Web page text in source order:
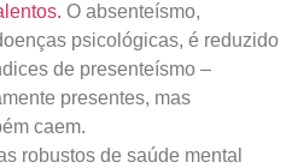
O absenteísmo,
psicológicas, é reduzido
de presenteísmo –
presentes, mas
caem.
robustos de saúde mental